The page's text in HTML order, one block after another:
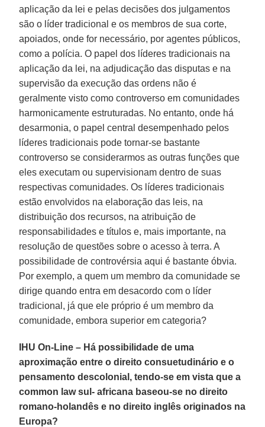
aplicação da lei e pelas decisões dos julgamentos
são o líder tradicional e os membros de sua corte,
apoiados, onde for necessário, por agentes públicos,
como a polícia. O papel dos líderes tradicionais na
aplicação da lei, na adjudicação das disputas e na
supervisão da execução das ordens não é
geralmente visto como controverso em comunidades
harmonicamente estruturadas. No entanto, onde há
desarmonia, o papel central desempenhado pelos
líderes tradicionais pode tornar-se bastante
controverso se considerarmos as outras funções que
eles executam ou supervisionam dentro de suas
respectivas comunidades. Os líderes tradicionais
estão envolvidos na elaboração das leis, na
distribuição dos recursos, na atribuição de
responsabilidades e títulos e, mais importante, na
resolução de questões sobre o acesso à terra. A
possibilidade de controvérsia aqui é bastante óbvia.
Por exemplo, a quem um membro da comunidade se
dirige quando entra em desacordo com o líder
tradicional, já que ele próprio é um membro da
comunidade, embora superior em categoria?
IHU On-Line – Há possibilidade de uma
aproximação entre o direito consuetudinário e o
pensamento descolonial, tendo-se em vista que a
common law sul- africana baseou-se no direito
romano-holandês e no direito inglês originados na
Europa?